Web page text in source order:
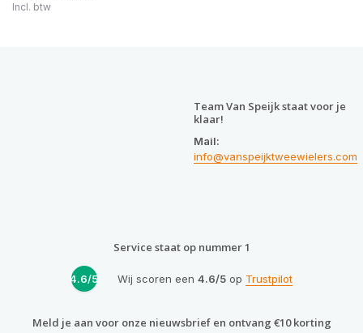
Incl. btw
Team Van Speijk staat voor je
klaar!
Mail:
info@vanspeijktweewielers.com
Service staat op nummer 1
4.6/5 Wij scoren een 4.6/5op Trustpilot
Meld je aan voor onze nieuwsbrief en ontvang €10 korting